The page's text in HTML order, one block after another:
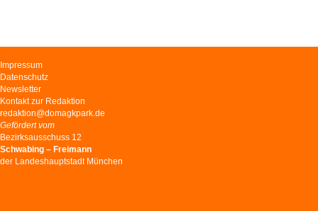
Navigation
überspringen
Impressum
Datenschutz
Newsletter
Kontakt zur Redaktion
redaktion@domagkpark.de
Gefördert vom
Bezirksausschuss 12
Schwabing – Freimann
der Landeshauptstadt München